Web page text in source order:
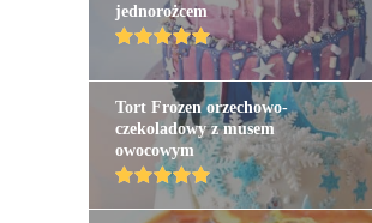
jednorożcem
Tort Frozen orzechowo-
czekoladowy z musem
owocowym